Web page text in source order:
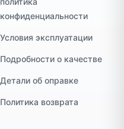
конфиденциальности
Условия эксплуатации
Подробности о качестве
Детали об оправке
Политика возврата